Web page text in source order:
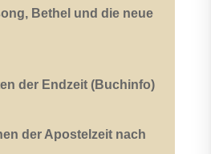
Bethel und die neue
der Endzeit (Buchinfo)
der Apostelzeit nach